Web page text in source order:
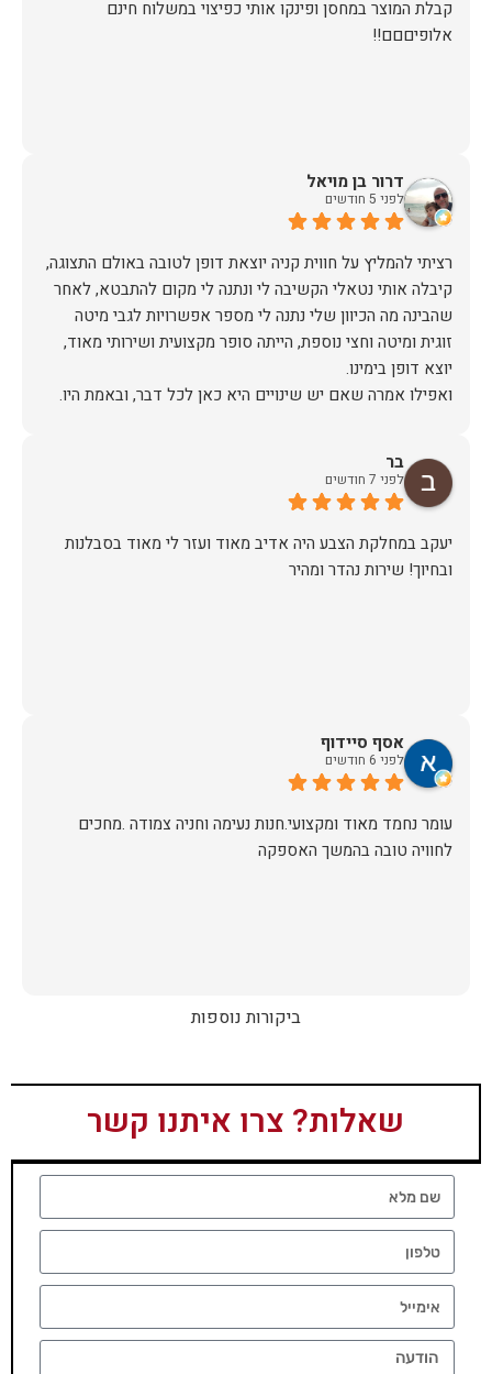
קבלת המוצר במחסן ופינקו אותי כפיצוי במשלוח חינם
אלופיםםם!!
דרור בן מויאל
לפני 5 חודשים
רציתי להמליץ על חווית קניה יוצאת דופן לטובה באולם התצוגה,
קיבלה אותי נטאלי הקשיבה לי ונתנה לי מקום להתבטא, לאחר
שהבינה מה הכיוון שלי נתנה לי מספר אפשרויות לגבי מיטה
זוגית ומיטה וחצי נוספת, הייתה סופר מקצועית ושירותי מאוד,
תודה.
בר
לפני 7 חודשים
יעקב במחלקת הצבע היה אדיב מאוד ועזר לי מאוד בסבלנות
ובחיוך! שירות נהדר ומהיר
אסף סיידוף
לפני 6 חודשים
עומר נחמד מאוד ומקצועי.חנות נעימה וחניה צמודה .מחכים
לחוויה טובה בהמשך האספקה
ביקורות נוספות
שאלות? צרו איתנו קשר